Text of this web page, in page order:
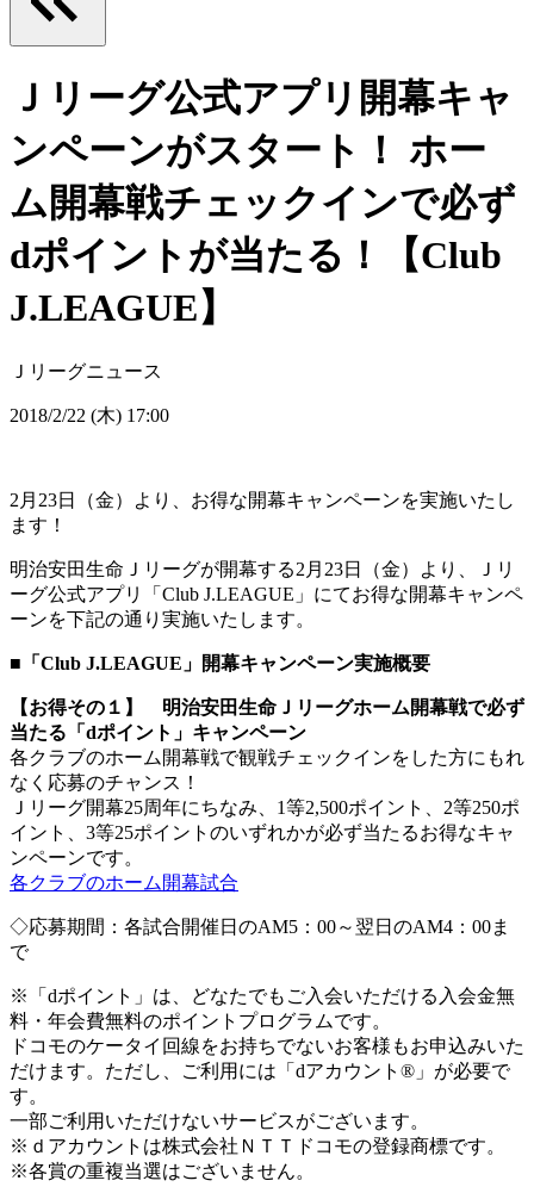
Ｊリーグ公式アプリ開幕キャ
ンペーンがスタート！ ホー
ム開幕戦チェックインで必ず
dポイントが当たる！【Club
J.LEAGUE】
Ｊリーグニュース
2018/2/22 (木) 17:00
2月23日（金）より、お得な開幕キャンペーンを実施いたし
ます！
明治安田生命Ｊリーグが開幕する2月23日（金）より、Ｊリ
ーグ公式アプリ「Club J.LEAGUE」にてお得な開幕キャンペ
ーンを下記の通り実施いたします。
■「Club J.LEAGUE」開幕キャンペーン実施概要
【お得その１】 明治安田生命Ｊリーグホーム開幕戦で必ず
当たる「dポイント」キャンペーン
各クラブのホーム開幕戦で観戦チェックインをした方にもれ
なく応募のチャンス！
Ｊリーグ開幕25周年にちなみ、1等2,500ポイント、2等250ポ
イント、3等25ポイントのいずれかが必ず当たるお得なキャ
ンペーンです。
各クラブのホーム開幕試合
◇応募期間：各試合開催日のAM5：00～翌日のAM4：00ま
で
※「dポイント」は、どなたでもご入会いただける入会金無
料・年会費無料のポイントプログラムです。
ドコモのケータイ回線をお持ちでないお客様もお申込みいた
だけます。ただし、ご利用には「dアカウント®」が必要で
す。
一部ご利用いただけないサービスがございます。
※ｄアカウントは株式会社ＮＴＴドコモの登録商標です。
※各賞の重複当選はございません。